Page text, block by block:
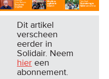
Dit artikel
verscheen
eerder in
Solidair. Neem
hier een
abonnement.